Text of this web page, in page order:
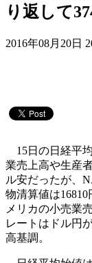
り返して
2016年08月20日
15日の日経平
業売上高や生産
ル安だったが、
物清算値は
メリカの小売業
レートはドル円
高基調。